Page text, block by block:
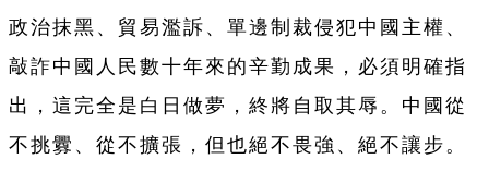
政治抹黑、貿易濫訴、單邊制裁侵犯中國主權、
敲詐中國人民數十年來的辛勤成果，必須明確指
出，這完全是白日做夢，終將自取其辱。中國從
不挑釁、從不擴張，但也絕不畏強、絕不讓步。